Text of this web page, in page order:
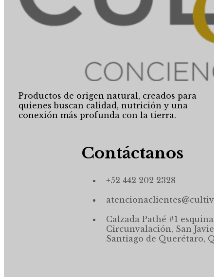
Productos de origen natural, creados para
quienes buscan calidad, nutrición y una
conexión más profunda con la tierra.
Contáctanos
+52 442 202 2328
Calzada Pathé #1 esquina,
Circunvalación, San
Santiago de Querétaro,